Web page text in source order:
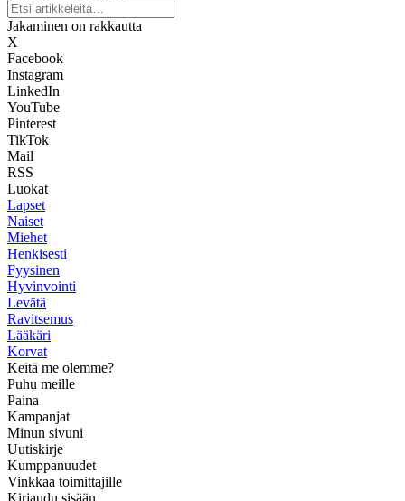
Jakaminen on rakkautta
X
Facebook
Instagram
LinkedIn
YouTube
Pinterest
TikTok
Mail
RSS
Luokat
Lapset
Naiset
Miehet
Henkisesti
Fyysinen
Hyvinvointi
Levätä
Ravitsemus
Lääkäri
Korvat
Keitä me olemme?
Puhu meille
Paina
Kampanjat
Minun sivuni
Uutiskirje
Kumppanuudet
Vinkkaa toimittajille